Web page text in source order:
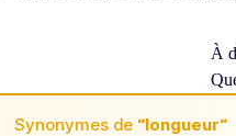
À
Synonymes de “longueur“